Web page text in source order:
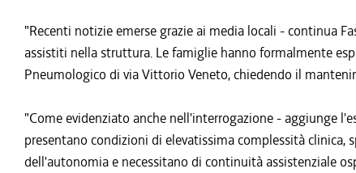
"Recenti notizie emerse grazie ai media locali - continua
assistiti nella struttura. Le famiglie hanno formalmente
Pneumologico di via Vittorio Veneto, chiedendo il
"Come evidenziato anche nell'interrogazione - aggiunge
presentano condizioni di elevatissima complessità
dell'autonomia e necessitano di continuità assistenziale